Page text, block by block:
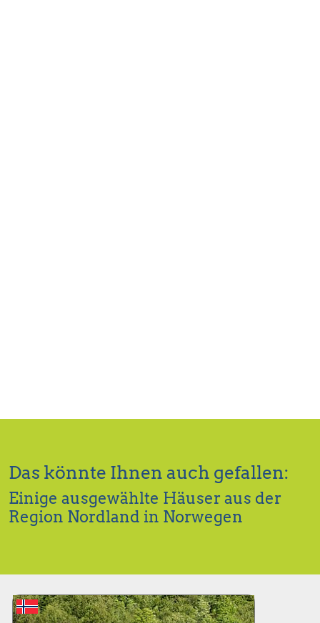
Das könnte Ihnen auch gefallen:
Einige ausgewählte Häuser aus der
Region Nordland in Norwegen